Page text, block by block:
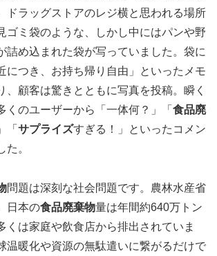
ドラッグストアのレジ横と思われる場所
ゴミ袋のような、しかし中にはパンや野
詰め込まれた袋が写っていました。袋に
につき、お持ち帰り自由」といったメモ
、顧客は驚きとともに写真を投稿。瞬く
くのユーザーから「一体何？」「 食品廃
「 サプライズすぎる！」といったコメン
た。
問題は深刻な社会問題です。農林水産省
日本の食品廃棄物量は年間約640万トン
くは家庭や飲食店から排出されていま
温暖化や資源の無駄遣いに繋がるだけで